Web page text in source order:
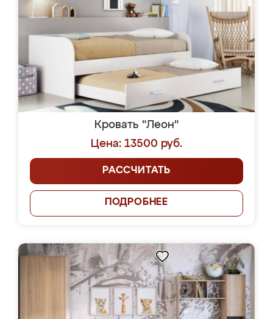
Кровать "Леон"
Цена: 13500 руб.
РАССЧИТАТЬ
ПОДРОБНЕЕ